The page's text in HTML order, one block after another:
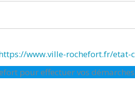
www.ville-rochefort.fr/etat-
pour effectuer vos